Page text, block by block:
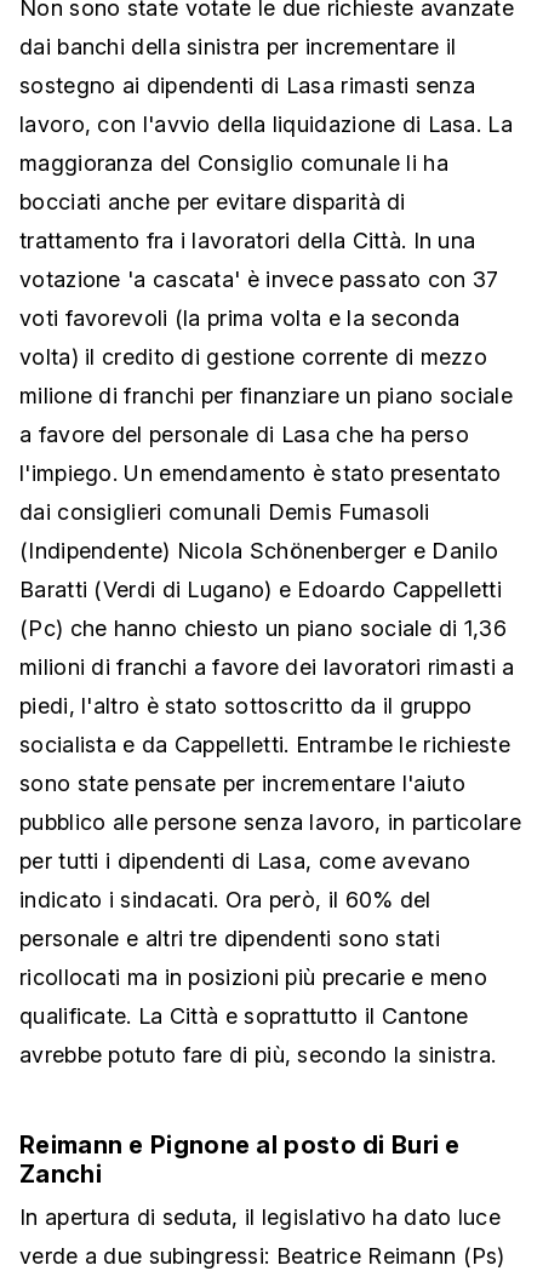
Non sono state votate le due richieste avanzate
dai banchi della sinistra per incrementare il
sostegno ai dipendenti di Lasa rimasti senza
lavoro, con l'avvio della liquidazione di Lasa. La
maggioranza del Consiglio comunale li ha
bocciati anche per evitare disparità di
trattamento fra i lavoratori della Città. In una
votazione 'a cascata' è invece passato con 37
voti favorevoli (la prima volta e la seconda
volta) il credito di gestione corrente di mezzo
milione di franchi per finanziare un piano sociale
a favore del personale di Lasa che ha perso
l'impiego. Un emendamento è stato presentato
dai consiglieri comunali Demis Fumasoli
(Indipendente) Nicola Schönenberger e Danilo
Baratti (Verdi di Lugano) e Edoardo Cappelletti
(Pc) che hanno chiesto un piano sociale di 1,36
milioni di franchi a favore dei lavoratori rimasti a
piedi, l'altro è stato sottoscritto da il gruppo
socialista e da Cappelletti. Entrambe le richieste
sono state pensate per incrementare l'aiuto
pubblico alle persone senza lavoro, in particolare
per tutti i dipendenti di Lasa, come avevano
indicato i sindacati. Ora però, il 60% del
personale e altri tre dipendenti sono stati
ricollocati ma in posizioni più precarie e meno
qualificate. La Città e soprattutto il Cantone
avrebbe potuto fare di più, secondo la sinistra.
Reimann e Pignone al posto di Buri e
Zanchi
In apertura di seduta, il legislativo ha dato luce
verde a due subingressi: Beatrice Reimann (Ps)